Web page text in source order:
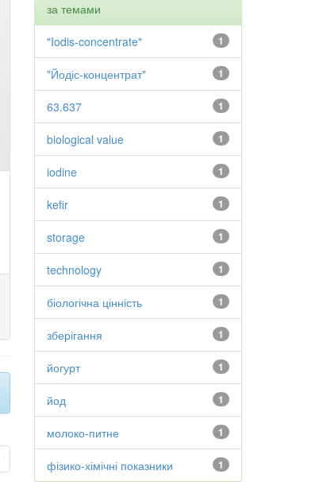
за темами
1
"Iodis-concentrate"
1
"Йодіс-концентрат"
1
63.637
1
biological value
1
iodine
1
kefir
1
storage
1
technology
1
біологічна цінність
1
зберігання
1
йогурт
1
йод
1
молоко-питне
1
фізико-хімічні показники